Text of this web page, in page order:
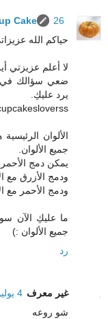
Cake
26 يونيو 2012 في 11:19 ص
حياكم الله
لا أعلم عزيزتي
ضعي سؤالك في
يرد عليكِ.
الألوان
جميع الألوان.
يمكن دمج
ودمج الأزرق مع
ودمج الأحمر مع
ما عليكِ الآن
جميع الألوان :)
رد
غير معرف 4 يوليو 2012 في 6:59 م
شو روعه